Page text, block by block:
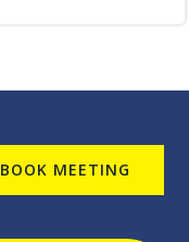
BOOK MEETING